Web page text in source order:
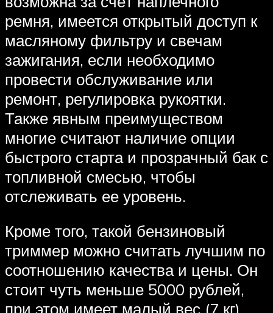
ремня, имеется открытый доступ к
масляному фильтру и свечам
зажигания, если необходимо
провести обслуживание или
ремонт, регулировка рукоятки.
Также явным преимуществом
многие считают наличие опции
быстрого старта и прозрачный бак с
топливной смесью, чтобы
отслеживать ее уровень.
Кроме того, такой бензиновый
триммер можно считать лучшим по
соотношению качества и цены. Он
стоит чуть меньше 5000 рублей,
при этом имеет малый вес (7 кг)